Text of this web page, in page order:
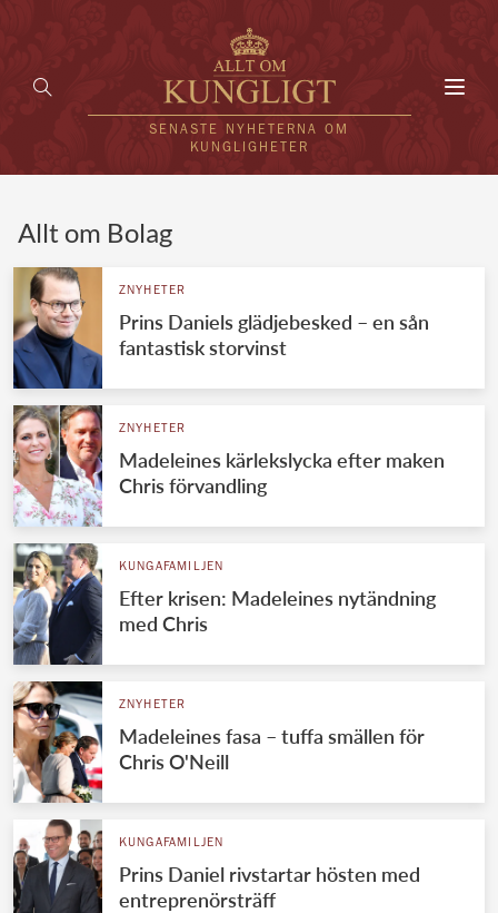
SENASTE NYHETERNA OM
KUNGLIGHETER
UTLÄNDSKT
VÄRLDENS KUNGAHUS
Svenska kungahuset
Brittiska kungahuset
Danska kungahuset
Jordanska kungahuset
Luxemburgska storhertighuset
Japanska kejsarhuset
Thailändska kungahuset
Marockanska kungahuset
REDAKTION
Allt om Bolag
ZNYHETER
Prins Daniels glädjebesked – en sån
fantastisk storvinst
ZNYHETER
Madeleines kärlekslycka efter maken
Chris förvandling
KUNGAFAMILJEN
Efter krisen: Madeleines nytändning
med Chris
ZNYHETER
Madeleines fasa – tuffa smällen för
Chris O'Neill
KUNGAFAMILJEN
Prins Daniel rivstartar hösten med
entreprenörsträff